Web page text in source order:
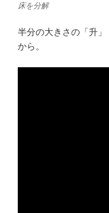
床を分解
半分の大きさの「升
から。